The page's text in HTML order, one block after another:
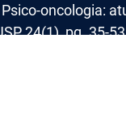
oncologia:
24(1), pg. 35-